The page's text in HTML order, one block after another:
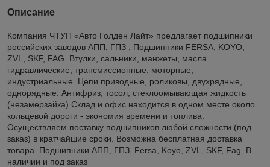
Описание
Компания ЧТУП «Авто Голден Лайт» предлагает подшипники
российских заводов АПП, ГПЗ , Подшипники FERSA, KOYO,
ZVL, SKF, FAG. Втулки, сальники, манжеты, масла
гидравлические, трансмиссионные, моторные,
индустриальные. Цепи приводные, роликовы, двухрядные,
однорядные. Антифриз, тосол, стеклоомывающая жидкость
(незамерзайка) Склад и офис находится в одном месте около
кольцевой дороги - экономия времени и топлива.
Осуществляем поставку подшипников любой сложности (под
заказ) в кратчайшие сроки. Возможна бесплатная доставка
товара. Подшипники АПП, ГПЗ, Fersa, Koyo, ZVL, SKF, Fag. В
наличии и под заказ